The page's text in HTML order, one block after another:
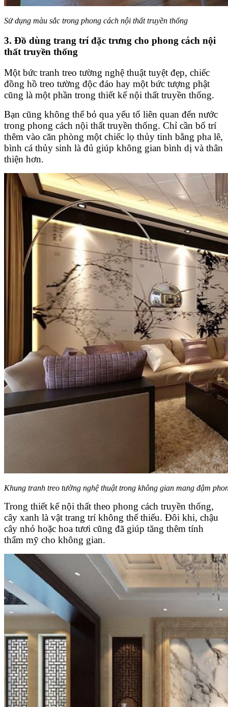
Sử dụng màu sắc trong phong cách nội thất truyền thống
3. Đồ dùng trang trí đặc trưng cho phong cách nội
thất truyền thống
Một bức tranh treo tường nghệ thuật tuyệt đẹp, chiếc
đồng hồ treo tường độc đáo hay một bức tượng phật
cũng là một phần trong thiết kế nội thất truyền thống.
Bạn cũng không thể bỏ qua yếu tố liên quan đến nước
trong phong cách nội thất truyền thống. Chỉ cần bố trí
thêm vào căn phòng một chiếc lọ thủy tinh bằng pha lê,
bình cá thủy sinh là đủ giúp không gian bình dị và thân
thiện hơn.
Khung tranh treo tường nghệ thuật trong không gian mang đậm
Trong thiết kế nội thất theo phong cách truyền thống,
cây xanh là vật trang trí không thể thiếu. Đôi khi, chậu
cây nhỏ hoặc hoa tươi cũng đã giúp tăng thêm tính
thẩm mỹ cho không gian.